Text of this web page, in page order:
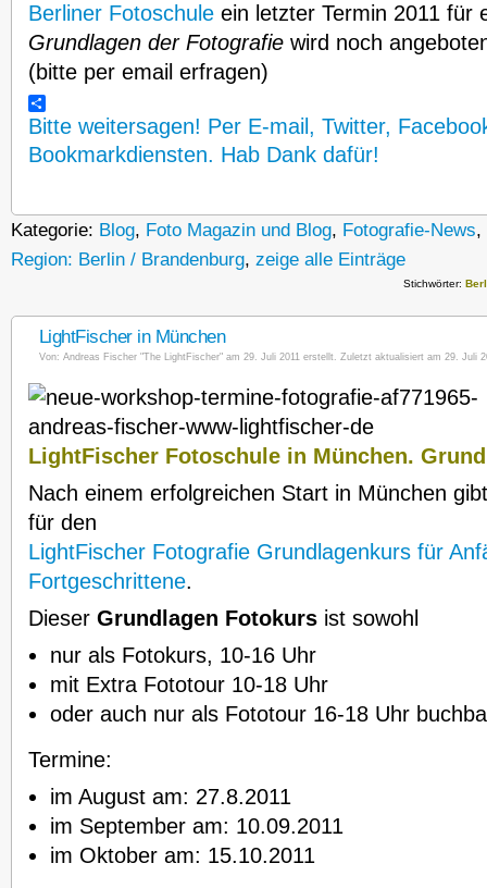
Berliner Fotoschule ein letzter Termin 2011 für
Grundlagen der Fotografie wird noch
(bitte per email erfragen)
Bitte weitersagen! Per E-mail, Twitter,
Bookmarkdiensten. Hab Dank dafür!
Kategorie: Blog, Foto Magazin und Blog, Fotografie-News,
Region: Berlin / Brandenburg, zeige alle Einträge
Stichwörter:
LightFischer in München
Von: Andreas Fischer "The LightFischer" am 29. Juli 2011 erstellt. Zuletzt aktualisiert am 29. Juli
LightFischer Fotoschule in München.
Nach einem erfolgreichen Start in München
für den
LightFischer Fotografie Grundlagenkurs für
Fortgeschrittene.
Dieser Grundlagen Fotokurs ist sowohl
nur als Fotokurs, 10-16 Uhr
mit Extra Fototour 10-18 Uhr
oder auch nur als Fototour 16-18 Uhr
Termine:
im August am: 27.8.2011
im September am: 10.09.2011
im Oktober am: 15.10.2011